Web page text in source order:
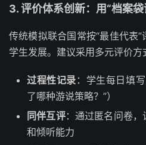
3. 评价体系创新：用“档案
传统模拟联合国常按“最佳代表
学生发展。建议采用多元评价方
过程性记录 ：学生每日填
了哪种游说策略？”）
同伴互评：通过匿名问卷，
和倾听能力